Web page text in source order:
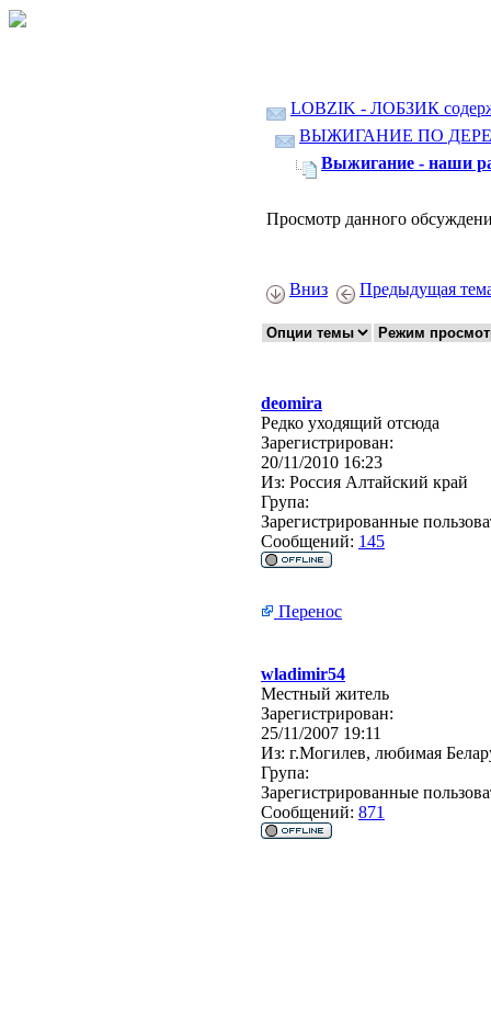
LOBZIK - ЛОБЗИК
ВЫЖИГАНИЕ ПО
Выжигание - наши
Просмотр данного
Вниз Предыдущая
deomira
Редко уходящий отсюда
Зарегистрирован:
20/11/2010 16:23
Из: Россия Алтайский край
Група:
Зарегистрированные
Сообщений: 145
Перенос
wladimir54
Местный житель
Зарегистрирован:
25/11/2007 19:11
Из: г.Могилев, любимая
Група:
Зарегистрированные
Сообщений: 871